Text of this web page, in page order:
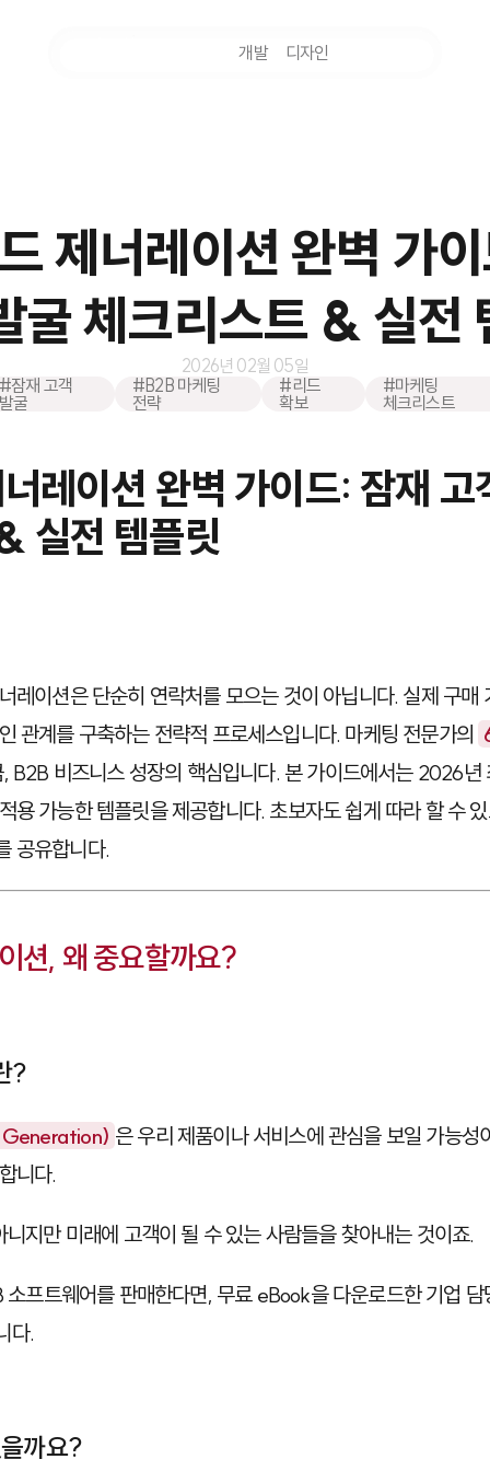
개발 디자인
제너레이션 완벽 가
굴 체크리스트 & 실전
2026년 02월 05일
잠재 고객
굴
#B2B 마케팅
전략
#리드
확보
#마케팅
체크리스트
레이션 완벽 가이드: 잠재 고
실전 템플릿
레이션은 단순히 연락처를 모으는 것이 아닙니다. 실제 구매
관계를 구축하는 전략적 프로세스입니다. 마케팅 전문가의
B2B 비즈니스 성장의 핵심입니다. 본 가이드에서는 2026년
용 가능한 템플릿을 제공합니다. 초보자도 쉽게 따라 할 수
공유합니다.
션, 왜 중요할까요?
?
Generation) 은 우리 제품이나 서비스에 관심을 보일 가능성
니다.
지만 미래에 고객이 될 수 있는 사람들을 찾아내는 것이죠.
프트웨어를 판매한다면, 무료 eBook을 다운로드한 기업
다.
까요?